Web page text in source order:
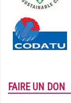
FAIRE UN DON